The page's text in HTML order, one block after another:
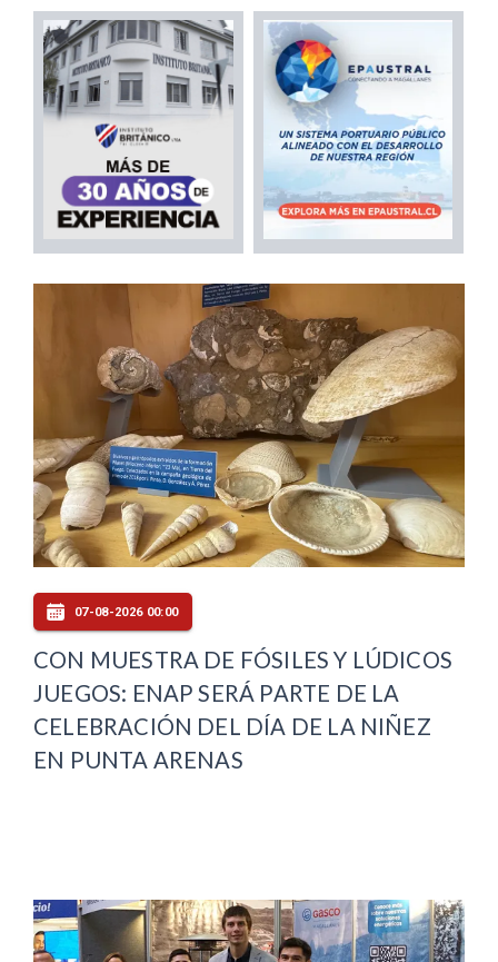
07-08-2026 00:00
CON MUESTRA DE FÓSILES Y LÚDICOS
JUEGOS: ENAP SERÁ PARTE DE LA
CELEBRACIÓN DEL DÍA DE LA NIÑEZ
EN PUNTA ARENAS